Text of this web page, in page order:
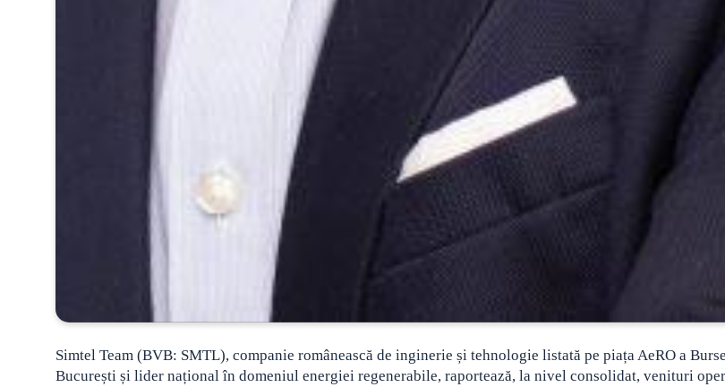
Simtel Team (BVB: SMTL), companie românească de inginerie și tehnologie listată pe piața AeRO a
București și lider național în domeniul energiei regenerabile, raportează, la nivel consolidat, venituri